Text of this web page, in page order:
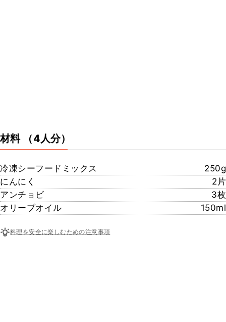
材料 （4人分）
冷凍シーフードミックス
250g
にんにく
2片
アンチョビ
3枚
オリーブオイル
150ml
料理を安全に楽しむための注意事項